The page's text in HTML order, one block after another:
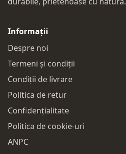
Informații
Despre noi
Termeni și condiții
Condiții de livrare
Politica de retur
Confidențialitate
Politica de cookie-uri
ANPC